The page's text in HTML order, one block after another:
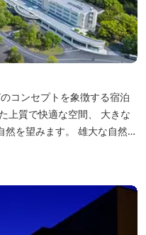
上質で快適な空間、 大きな
を望みます。 雄大な自然を
だわった旬のお料理、この
「伊勢志摩の恵みあふれ